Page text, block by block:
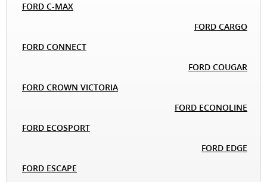
FORD C-MAX
FORD CARGO
FORD CONNECT
FORD COUGAR
FORD CROWN VICTORIA
FORD ECONOLINE
FORD ECOSPORT
FORD EDGE
FORD ESCAPE